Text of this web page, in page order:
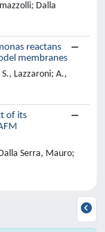
Dalla
reactans
membranes
Lazzaroni; A.,
of its
Serra, Mauro;